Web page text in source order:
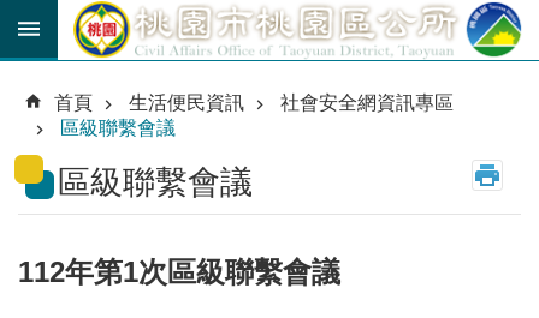
跳到主要內容區塊
育
公
車
線
首頁 生活便民資訊
社會安全網資訊專區
區級聯繫會議
區級聯繫會議
112年第1次區級聯繫會議